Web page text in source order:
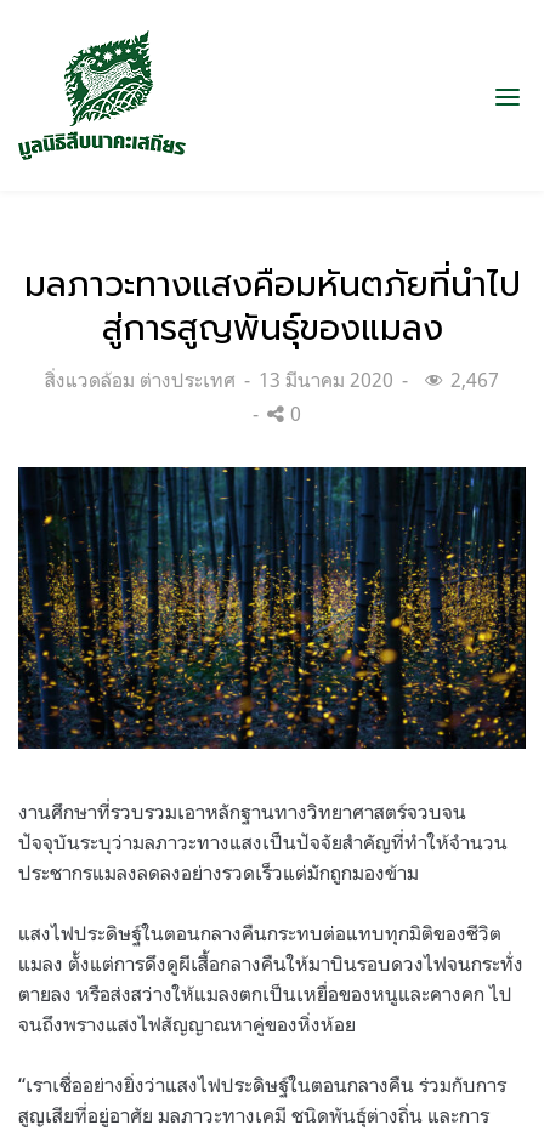
มลภาวะทางแสงคือมหันตภัยที่นำไป
สู่การสูญพันธุ์ของแมลง
Categories:
สิ่งแวดล้อม ต่างประเทศ
Posted
on
13 มีนาคม 2020
2,467
0
งานศึกษาที่รวบรวมเอาหลักฐานทางวิทยาศาสตร์จวบจน
ปัจจุบันระบุว่ามลภาวะทางแสงเป็นปัจจัยสำคัญที่ทำให้จำนวน
ประชากรแมลงลดลงอย่างรวดเร็วแต่มักถูกมองข้าม
แสงไฟประดิษฐ์ในตอนกลางคืนกระทบต่อแทบทุกมิติของชีวิต
แมลง ตั้งแต่การดึงดูผีเสื้อกลางคืนให้มาบินรอบดวงไฟจนกระทั่ง
ตายลง หรือส่งสว่างให้แมลงตกเป็นเหยื่อของหนูและคางคก ไป
จนถึงพรางแสงไฟสัญญาณหาคู่ของหิ่งห้อย
“เราเชื่ออย่างยิ่งว่าแสงไฟประดิษฐ์ในตอนกลางคืน ร่วมกับการ
สูญเสียที่อยู่อาศัย มลภาวะทางเคมี ชนิดพันธุ์ต่างถิ่น และการ